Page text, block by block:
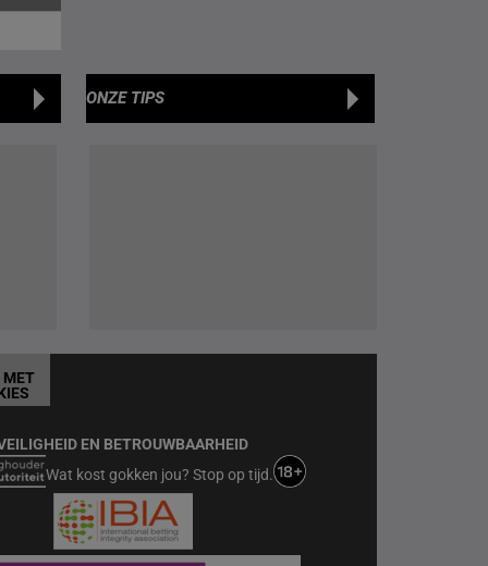
ONZE TIPS
EN BETROUWBAARHEID
Wat kost gokken jou? Stop op tijd.